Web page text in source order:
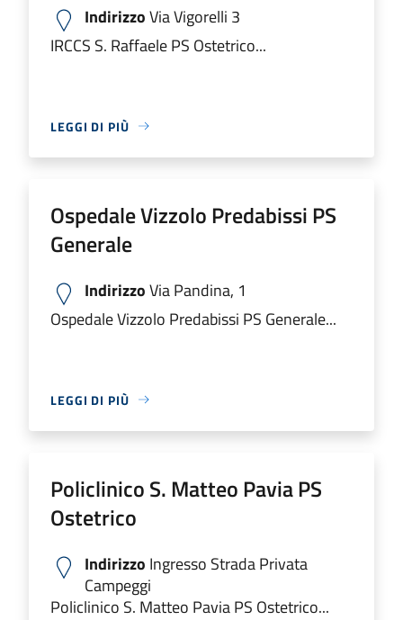
IndirizzoVia Vigorelli 3
IRCCS S. Raffaele PS Ostetrico...
LEGGI DI PIÙ
Ospedale Vizzolo Predabissi PS
Generale
IndirizzoVia Pandina, 1
Ospedale Vizzolo Predabissi PS Generale...
LEGGI DI PIÙ
Policlinico S. Matteo Pavia PS
Ostetrico
Indirizzo Ingresso Strada Privata
Campeggi
Policlinico S. Matteo Pavia PS Ostetrico...